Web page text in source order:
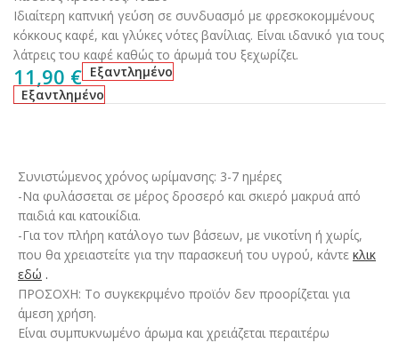
Ιδιαίτερη καπνική γεύση σε συνδυασμό με φρεσκοκομμένους
κόκκους καφέ, και γλύκες νότες βανίλιας. Είναι ιδανικό για τους
λάτρεις του καφέ καθώς το άρωμά του ξεχωρίζει.
11,90 € Εξαντλημένο
Εξαντλημένο
Συνιστώμενος χρόνος ωρίμανσης: 3-7 ημέρες
-Να φυλάσσεται σε μέρος δροσερό και σκιερό μακρυά από
παιδιά και κατοικίδια.
-Για τον πλήρη κατάλογο των βάσεων, με νικοτίνη ή χωρίς,
που θα χρειαστείτε για την παρασκευή του υγρού, κάντε κλικ
εδώ .
ΠΡΟΣΟΧΗ: Το συγκεκριμένο προϊόν δεν προορίζεται για
άμεση χρήση.
Είναι συμπυκνωμένο άρωμα και χρειάζεται περαιτέρω